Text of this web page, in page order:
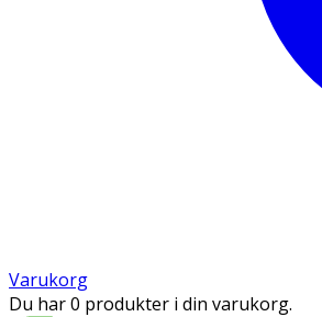
Varukorg
Du har 0 produkter i din varukorg.